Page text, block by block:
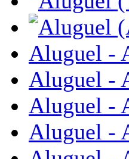
Aluguel -
Aluguel -
Aluguel -
Aluguel -